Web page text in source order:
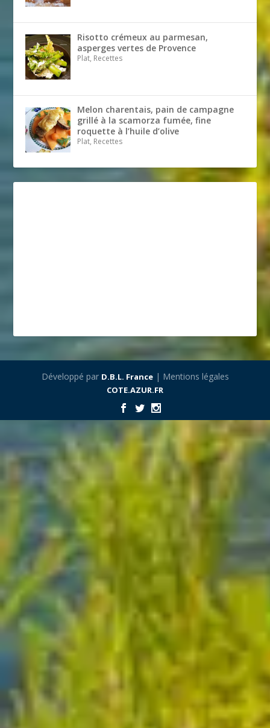
Risotto crémeux au parmesan,
asperges vertes de Provence
Plat, Recettes
Melon charentais, pain de campagne
grillé à la scamorza fumée, fine
roquette à l’huile d’olive
Plat, Recettes
Développé par D.B.L. France| Mentions légales
COTE.AZUR.FR